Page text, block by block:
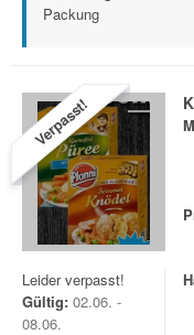
Packung
Verpasst!
Leider verpasst!
Gültig: 02.06. -
08.06.